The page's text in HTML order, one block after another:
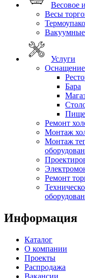
Весовое
Весы
Услуги
Бара
Ремонт
Монтаж
Монтаж
Ремонт
Информация
Каталог
О компании
Проекты
Распродажа
Вакансии